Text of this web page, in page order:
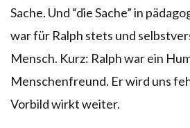
Sache. Und “die Sache” in
war für Ralph stets und
Mensch. Kurz: Ralph war ein
Menschenfreund. Er wird uns
Vorbild wirkt weiter.